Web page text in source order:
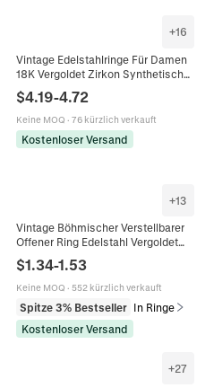
+16
Vintage Edelstahlringe Für Damen
18K Vergoldet Zirkon Synthetischer
Anlaufgeschützt
$4.19-4.72
Keine MOQ · 76 kürzlich verkauft
Kostenloser Versand
+13
Vintage Böhmischer Verstellbarer
Offener Ring Edelstahl Vergoldet
Naturstein Türkis Schmuck Für
Damen Retro
$1.34-1.53
Keine MOQ · 552 kürzlich verkauft
Spitze 3% Bestseller In Ringe
Kostenloser Versand
+27